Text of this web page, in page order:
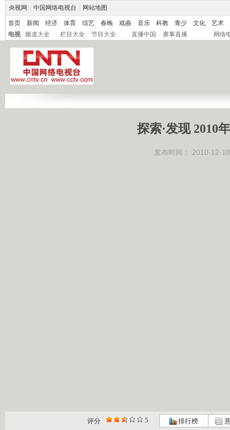
央视网 中国网络电视台 网站地图
首页 新闻 经济 体育 综艺 春晚 戏曲 音乐 科教 青少 文化
艺术
电视
频道大全 栏目大全 节目大全 直播中国 赛事直播 网络
探索·发现 2010
发布时间： 2010-12-
评分 5 排行榜